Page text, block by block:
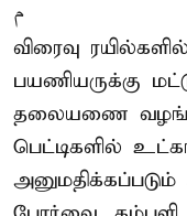
م
விரைவு
பயணியருக்கு
தலையணை
பெட்டிகளில்